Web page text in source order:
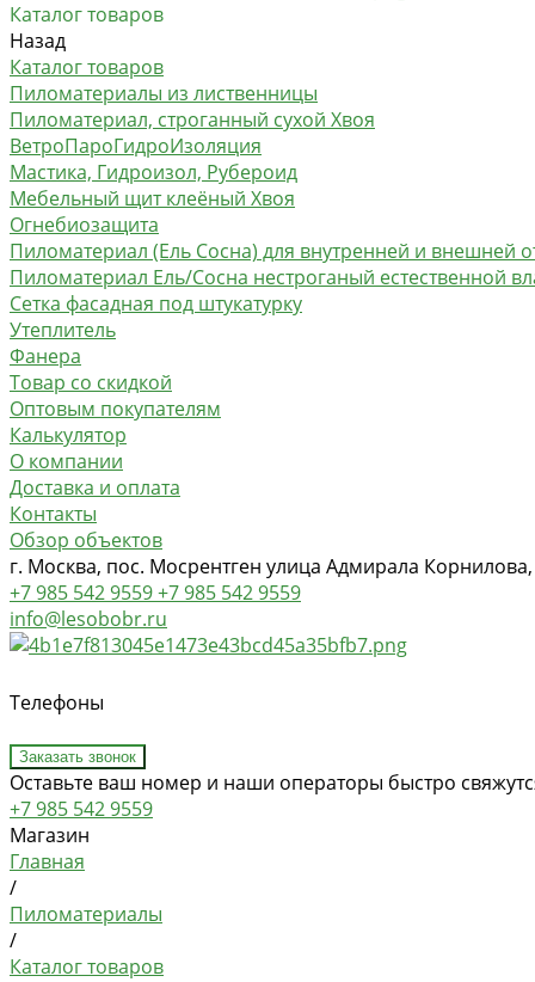
Каталог товаров
Назад
Каталог товаров
Пиломатериалы из лиственницы
Пиломатериал, строганный сухой Хвоя
ВетроПароГидроИзоляция
Мастика, Гидроизол, Рубероид
Мебельный щит клеёный Хвоя
Огнебиозащита
Пиломатериал (Ель Сосна) для внутренней и внешней
Пиломатериал Ель/Сосна нестроганый естественной
Сетка фасадная под штукатурку
Утеплитель
Фанера
Товар со скидкой
Оптовым покупателям
Калькулятор
О компании
Доставка и оплата
Контакты
Обзор объектов
г. Москва, пос. Мосрентген улица Адмирала
+7 985 542 9559+7 985 542 9559
info@lesobobr.ru
Телефоны
Заказать звонок
Оставьте ваш номер и наши операторы быстро
+7 985 542 9559
Магазин
Главная
/
Пиломатериалы
/
Каталог товаров